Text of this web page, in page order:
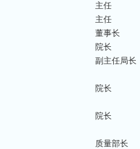
主任
主任
董事长
院长
副主任局长
院长
院长
质量部长